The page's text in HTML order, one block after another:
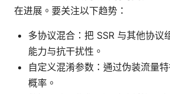
在进展。要关注以下趋势：
多协议混合：把 SSR 与其他协议
能力与抗干扰性。
自定义混淆参数：通过伪装流量
概率。